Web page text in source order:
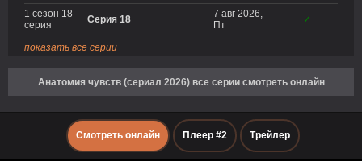
1 сезон 18
серия
Серия 18
7 авг 2026,
Пт
✓
показать все серии
Анатомия чувств (сериал 2026) все серии смотреть онлайн
Смотреть онлайн Плеер #2 Трейлер